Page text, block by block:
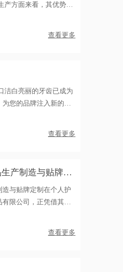
方面来看，其优势显
查看更多
洁白亮丽的牙齿已成为
您的品牌注入新的活
查看更多
产制造与贴牌定
与贴牌定制在个人护
限公司，正凭借其专
查看更多